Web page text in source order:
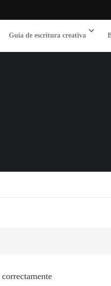
Guía de escritura creativa